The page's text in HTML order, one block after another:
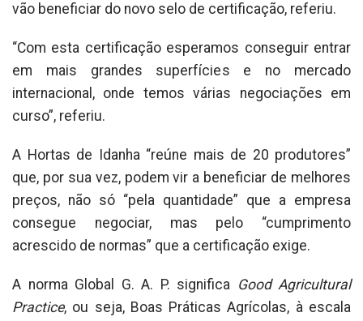
vão beneficiar do novo selo de certificação, referiu.
“Com esta certificação esperamos conseguir entrar
em mais grandes superfícies e no mercado
internacional, onde temos várias negociações em
curso”, referiu.
A Hortas de Idanha “reúne mais de 20 produtores”
que, por sua vez, podem vir a beneficiar de melhores
preços, não só “pela quantidade” que a empresa
consegue negociar, mas pelo “cumprimento
acrescido de normas” que a certificação exige.
A norma Global G. A. P. significa Good Agricultural
Practice, ou seja, Boas Práticas Agrícolas, à escala